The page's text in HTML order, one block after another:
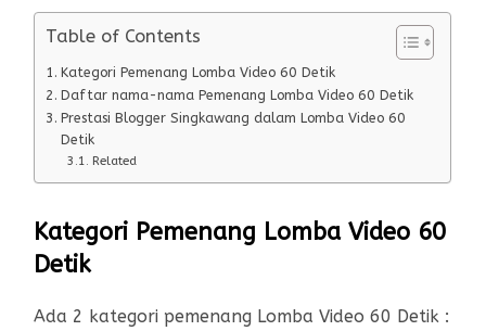
Table of Contents
Kategori Pemenang Lomba Video 60 Detik
Daftar nama-nama Pemenang Lomba Video 60 Detik
Prestasi Blogger Singkawang dalam Lomba Video 60
Detik
Related
Kategori Pemenang Lomba Video 60
Detik
Ada 2 kategori pemenang Lomba Video 60 Detik :